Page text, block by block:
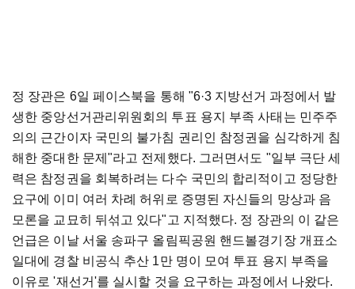
정 장관은 6일 페이스북을 통해 "6·3 지방선거 과정에서 발
생한 중앙선거관리위원회의 투표 용지 부족 사태는 민주주
의의 근간이자 국민의 불가침 권리인 참정권을 심각하게 침
해한 중대한 문제"라고 전제했다. 그러면서도 "일부 극단 세
력은 참정권을 회복하려는 다수 국민의 합리적이고 정당한
요구에 이미 여러 차례 허위로 증명된 자신들의 망상과 음
모론을 교묘히 뒤섞고 있다"고 지적했다. 정 장관의 이 같은
언급은 이날 서울 송파구 올림픽공원 핸드볼경기장 개표소
일대에 경찰 비공식 추산 1만 명이 모여 투표 용지 부족을
이유로 '재선거'를 실시할 것을 요구하는 과정에서 나왔다.